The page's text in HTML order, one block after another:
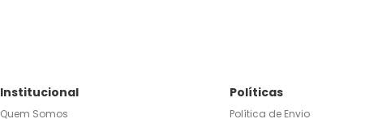
Institucional
Quem Somos
Políticas
Política de Envio